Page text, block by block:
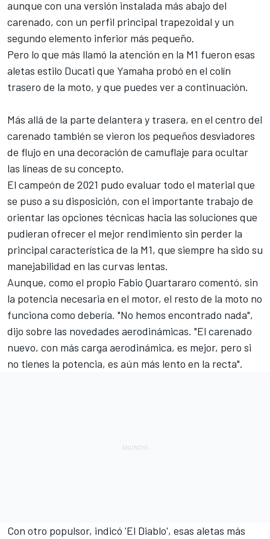
aunque con una versión instalada más abajo del
carenado, con un perfil principal trapezoidal y un
segundo elemento inferior más pequeño.
Pero lo que más llamó la atención en la M1 fueron esas
aletas estilo Ducati que Yamaha probó en el colín
trasero de la moto, y que puedes ver a continuación.
Más allá de la parte delantera y trasera, en el centro del
carenado también se vieron los pequeños desviadores
de flujo en una decoración de camuflaje para ocultar
las líneas de su concepto.
El campeón de 2021 pudo evaluar todo el material que
se puso a su disposición, con el importante trabajo de
orientar las opciones técnicas hacia las soluciones que
pudieran ofrecer el mejor rendimiento sin perder la
principal característica de la M1, que siempre ha sido su
manejabilidad en las curvas lentas.
Aunque, como el propio Fabio Quartararo comentó, sin
la potencia necesaria en el motor, el resto de la moto no
funciona como debería. "No hemos encontrado nada",
dijo sobre las novedades aerodinámicas. "El carenado
nuevo, con más carga aerodinámica, es mejor, pero si
no tienes la potencia, es aún más lento en la recta".
Con otro populsor, indicó 'El Diablo', esas aletas más